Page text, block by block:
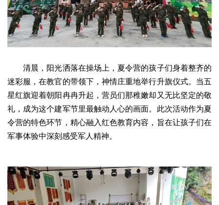
三农
智慧农业 智慧乡村 基层之声
国防
国际
生态
生态文明 能源资源 环境保护 地方生态 休闲旅游
地方
京 津 冀 晋 蒙 沪 苏 浙 皖
闽
清晨，阳光洒落在操场上，夏令营的孩子们身着整齐的
迷彩服，在教官的带领下，神情庄重地举行升旗仪式。当五
星红旗迎着朝阳冉冉升起，营员们那稚嫩却又无比坚定的敬
礼，成为这个建军节里最触动人心的画面。此次活动作为夏
令营的特色环节，精心融入红色教育内容，旨在让孩子们在
军事体验中深刻感受军人精神。